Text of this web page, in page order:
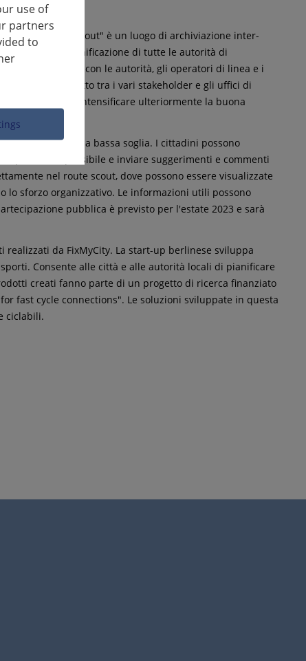
"route scout" è un luogo di archiviazione inter-
della pianificazione di tutte le autorità di
coordinamento con le autorità, gli operatori di linea e i
digitale diretto tra i vari stakeholder e gli uffici di
di poter intensificare ulteriormente la buona
digitale a bassa soglia. I cittadini possono
più chiaro possibile e inviare suggerimenti e commenti
nel route scout, dove possono essere visualizzate
sforzo organizzativo. Le informazioni utili possono
pubblica è previsto per l'estate 2023 e sarà
da FixMyCity. La start-up berlinese sviluppa
Consente alle città e alle autorità locali di pianificare
creati fanno parte di un progetto di ricerca finanziato
fast cycle connections". Le soluzioni sviluppate in questa
ciclabili.
use of
partners
to